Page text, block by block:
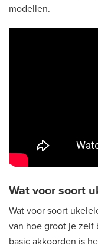
modellen.
Wat voor soort
Wat voor soort
van hoe groot je zelf
basic akkoorden is